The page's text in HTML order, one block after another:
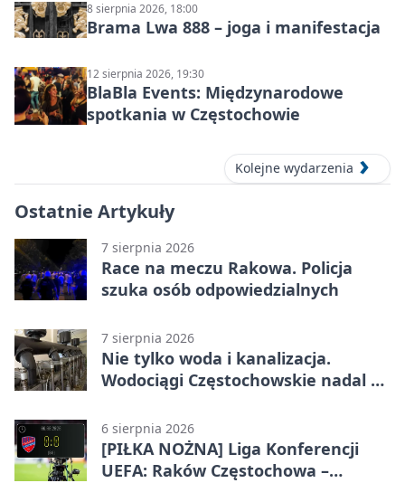
8 sierpnia 2026, 18:00
Brama Lwa 888 – joga i manifestacja
12 sierpnia 2026, 19:30
BlaBla Events: Międzynarodowe
spotkania w Częstochowie
Kolejne wydarzenia
Ostatnie Artykuły
7 sierpnia 2026
Race na meczu Rakowa. Policja
szuka osób odpowiedzialnych
7 sierpnia 2026
Nie tylko woda i kanalizacja.
Wodociągi Częstochowskie nadal w
6 sierpnia 2026
[PIŁKA NOŻNA] Liga Konferencji
UEFA: Raków Częstochowa –